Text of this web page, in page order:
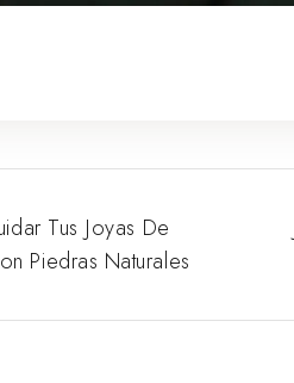
Tus Joyas De
Piedras Naturales